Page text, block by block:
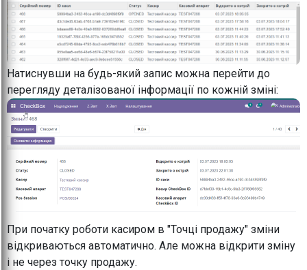
Натиснувши на будь-який запис можна перейти до
перегляду деталізованої інформації по кожній зміні:
При початку роботи касиром в "Точці продажу" зміни
відкриваються автоматично. Але можна відкрити зміну
і не через точку продажу.